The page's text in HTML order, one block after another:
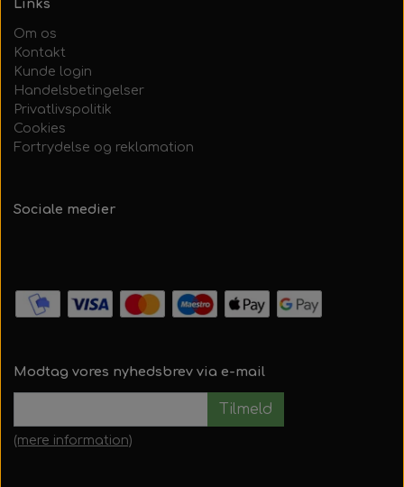
Links
Om os
Kontakt
Kunde login
Handelsbetingelser
Privatlivspolitik
Cookies
Fortrydelse og reklamation
Sociale medier
Modtag vores nyhedsbrev via e-mail
Tilmeld
(mere information)